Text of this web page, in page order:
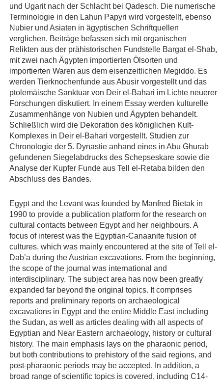
und Ugarit nach der Schlacht bei Qadesch. Die numerische
Terminologie in den Lahun Papyri wird vorgestellt, ebenso
Nubier und Asiaten in ägyptischen Schriftquellen
verglichen. Beiträge befassen sich mit organischen
Relikten aus der prähistorischen Fundstelle Bargat el-Shab,
mit zwei nach Ägypten importierten Ölsorten und
importierten Waren aus dem eisenzeitlichen Megiddo. Es
werden Tierknochenfunde aus Abusir vorgestellt und das
ptolemäische Sanktuar von Deir el-Bahari im Lichte neuerer
Forschungen diskutiert. In einem Essay werden kulturelle
Zusammenhänge von Nubien und Ägypten behandelt.
Schließlich wird die Dekoration des königlichen Kult-
Komplexes in Deir el-Bahari vorgestellt. Studien zur
Chronologie der 5. Dynastie anhand eines in Abu Ghurab
gefundenen Siegelabdrucks des Schepseskare sowie die
Analyse der Kupfer Funde aus Tell el-Retaba bilden den
Abschluss des Bandes.
Egypt and the Levant was founded by Manfred Bietak in
1990 to provide a publication platform for the research on
cultural contacts between Egypt and her neighbours. A
focus of interest was the Egyptian-Canaanite fusion of
cultures, which was mainly encountered at the site of Tell el-
Dab’a during the Austrian excavations. From the beginning,
the scope of the journal was international and
interdisciplinary. The subject area has now been greatly
expanded far beyond the original topics. It comprises
reports and preliminary reports on archaeological
excavations in Egypt and the entire Middle East including
the Sudan, as well as articles dealing with all aspects of
Egyptian and Near Eastern archaeology, history or cultural
history. The main emphasis lays on the pharaonic period,
but both contributions to prehistory of the said regions, and
post-pharaonic periods may be accepted. In addition, a
broad range of scientific topics is covered, including C14-